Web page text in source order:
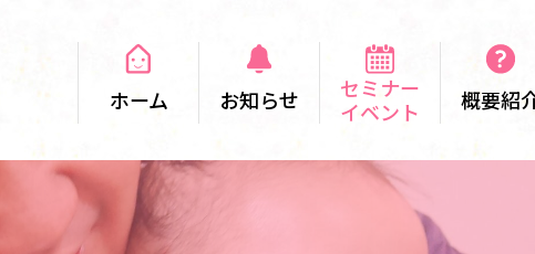
ホーム お知らせ
セミナー
イベント
概要紹